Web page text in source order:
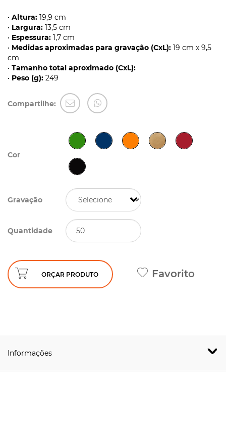
• Altura: 19,9 cm
• Largura: 13,5 cm
• Espessura: 1,7 cm
• Medidas aproximadas para gravação (CxL): 19 cm x 9,5
cm
• Tamanho total aproximado (CxL):
• Peso (g): 249
Compartilhe:
Cor
Gravação
Quantidade
ORÇAR PRODUTO Favorito
Informações